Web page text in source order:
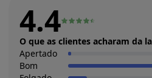
muito charmosa.
O tecido de renda e o detalhe de
graciosos, além disso, o
acinturada e decote amplo que
evidência.
Look perfeito para fazer um
4.4
O que as clientes acharam da
Apertado
Bom